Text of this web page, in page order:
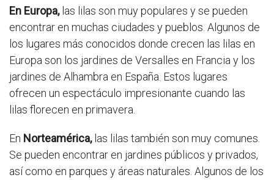
En Europa,las lilas son muy populares y se pueden
encontrar en muchas ciudades y pueblos. Algunos de
los lugares más conocidos donde crecen las lilas en
Europa son los jardines de Versalles en Francia y los
jardines de Alhambra en España. Estos lugares
ofrecen un espectáculo impresionante cuando las
lilas florecen en primavera.
En Norteamérica,las lilas también son muy comunes.
Se pueden encontrar en jardines públicos y privados,
así como en parques y áreas naturales. Algunos de los